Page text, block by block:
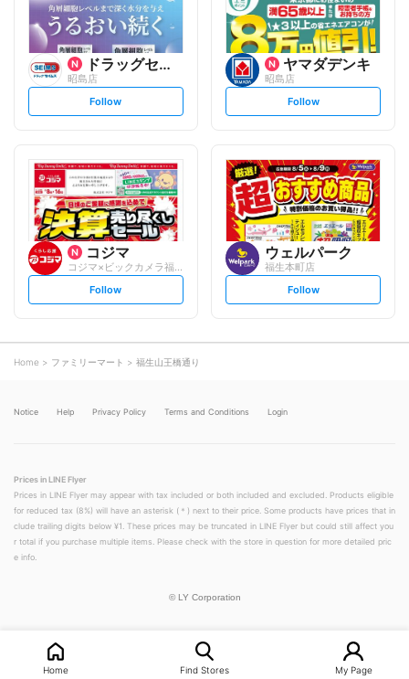
ドラッグセイムス
昭島店
s
l
o
w
Follow
ヤマダデンキ
昭島店
s
l
o
w
Follow
コジマ
コジマ×ビックカメラ福生店
s
l
o
Follow
ウェルパーク
福生本町店
s
l
Follow
Home ファミリーマート 福生山王橋通り
Notice Help Privacy Policy Terms and Conditions Login
Prices in LINE Flyer
Prices in LINE Flyer may appear with tax included or both included and excluded. Products eligible
for reduced tax (8%) will have an asterisk (＊) next to their price. Some products have prices that in
clude trailing digits below ¥1. These prices may be truncated in LINE Flyer but could still affect you
r total if you purchase multiple items. Please check with the store in question for more detailed pric
e info.
© LY Corporation
Home Find Stores My Page